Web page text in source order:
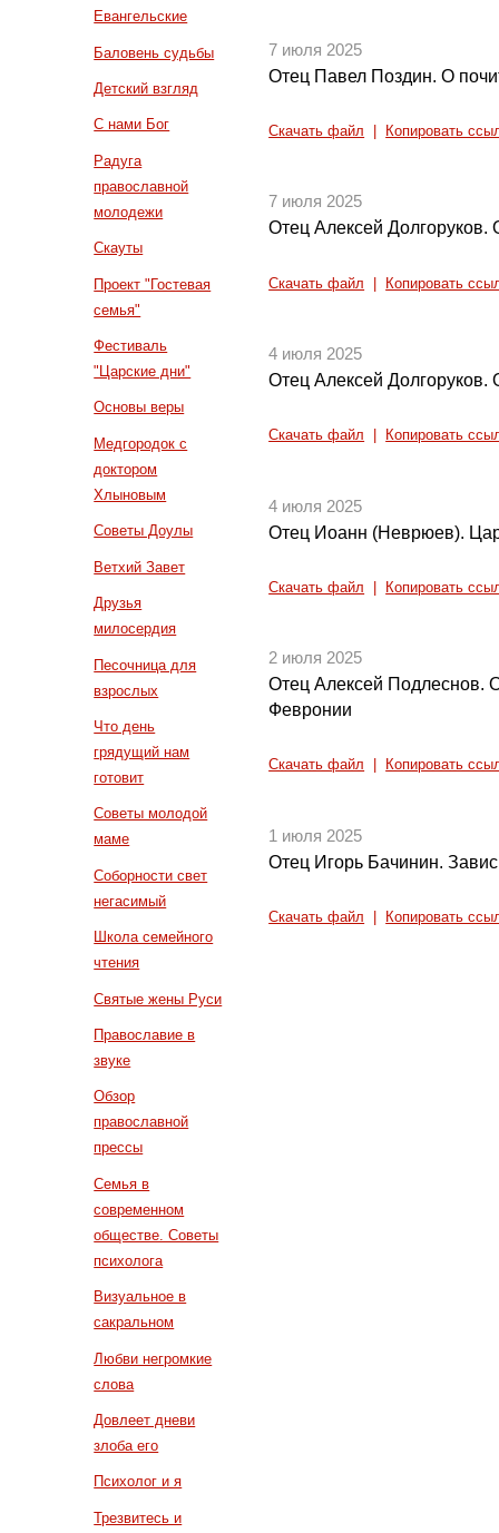
Евангельские
Баловень судьбы
Детский взгляд
С нами Бог
Радуга
православной
молодежи
Скауты
Проект "Гостевая
семья"
Фестиваль
"Царские дни"
Основы веры
Медгородок с
доктором
Хлыновым
Советы Доулы
Ветхий Завет
Друзья
милосердия
Песочница для
взрослых
Что день
грядущий нам
готовит
Советы молодой
маме
Соборности свет
негасимый
Школа семейного
чтения
Святые жены Руси
Православие в
звуке
Обзор
православной
прессы
Семья в
современном
обществе. Советы
психолога
Визуальное в
сакральном
Любви негромкие
слова
Довлеет дневи
злоба его
Психолог и я
Трезвитесь и
7 июля 2025
Отец Павел Поздин. О
Скачать файл Копировать
7 июля 2025
Отец Алексей Долгоруков.
Скачать файл Копировать
4 июля 2025
Отец Алексей
Скачать файл Копировать
4 июля 2025
Отец Иоанн (Неврюев).
Скачать файл Копировать
2 июля 2025
Отец Алексей Подлеснов.
Февронии
Скачать файл Копировать
1 июля 2025
Отец Игорь Бачинин.
Скачать файл Копировать